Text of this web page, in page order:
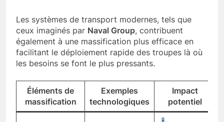
Les systèmes de transport modernes, tels que
ceux imaginés parNaval Group, contribuent
également à une massification plus efficace en
facilitant le déploiement rapide des troupes là où
Éléments de
massification
Exemples
technologiques
Impact
potentiel